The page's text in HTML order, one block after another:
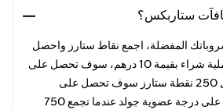
ستاربكس؟
المفضلة، اجمع نقاط ستارز واحصل
على مكافآت. عند كل عملية شراء بقيمة 10 درهم، سوف تحصل على
4 نقاط ستارز. مقابل كل 250 نقطة ستارز سوف تحصل على
مشروب مجاناً. ستحصل على درجة عضوية جولد عندما تجمع 750